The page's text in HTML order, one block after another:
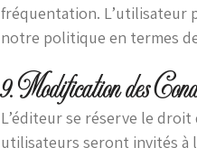
fréquentation. L’utilisateur
notre politique en termes
9. Modification des
L’éditeur se réserve le
utilisateurs seront invités à